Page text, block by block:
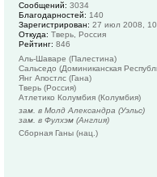
Сообщений: 3034
Благодарностей: 140
Зарегистрирован: 27 июл 2008,
Откуда: Тверь, Россия
Рейтинг: 846
Аль-Шаваре (Палестина)
Сальседо (Доминиканская
Янг Апостлс (Гана)
Тверь (Россия)
Атлетико Колумбия (Колумбия)
зам. в Молд Александра (Уэльс)
зам. в Фулхэм (Англия)
Сборная Ганы (нац.)